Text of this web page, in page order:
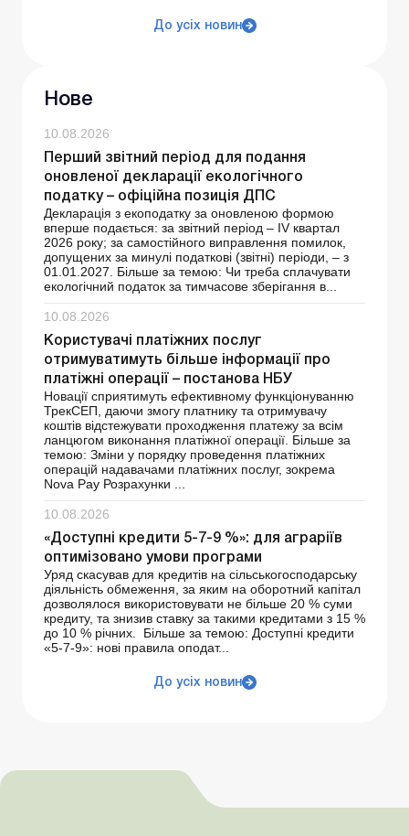
До усіх новин
Нове
10.08.2026
Перший звітний період для подання
оновленої декларації екологічного
податку – офіційна позиція ДПС
Декларація з екоподатку за оновленою формою
вперше подається: за звітний період – ІV квартал
2026 року; за самостійного виправлення помилок,
допущених за минулі податкові (звітні) періоди, – з
01.01.2027. Більше за темою: Чи треба сплачувати
екологічний податок за тимчасове зберігання в...
10.08.2026
Користувачі платіжних послуг
отримуватимуть більше інформації про
платіжні операції – постанова НБУ
Новації сприятимуть ефективному функціонуванню
ТрекСЕП, даючи змогу платнику та отримувачу
коштів відстежувати проходження платежу за всім
ланцюгом виконання платіжної операції. Більше за
темою: Зміни у порядку проведення платіжних
операцій надавачами платіжних послуг, зокрема
Nova Pay Розрахунки ...
10.08.2026
«Доступні кредити 5-7-9 %»: для аграріїв
оптимізовано умови програми
Уряд скасував для кредитів на сільськогосподарську
діяльність обмеження, за яким на оборотний капітал
дозволялося використовувати не більше 20 % суми
кредиту, та знизив ставку за такими кредитами з 15 %
до 10 % річних. Більше за темою: Доступні кредити
«5-7-9»: нові правила оподат...
До усіх новин